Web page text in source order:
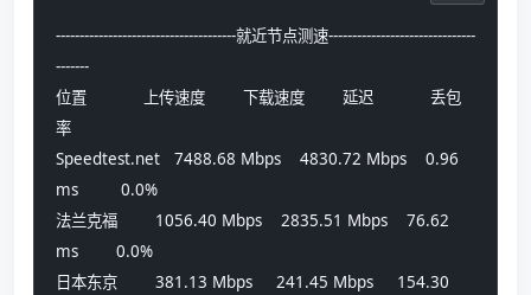
--------------------------------------就近节点测速-------------------------------
-------
位置            上传速度        下载速度        延迟            丢包
率
Speedtest.net   7488.68 Mbps    4830.72 Mbps    0.96
ms         0.0%
法兰克福        1056.40 Mbps    2835.51 Mbps    76.62
ms        0.0%
日本东京        381.13 Mbps     241.45 Mbps     154.30